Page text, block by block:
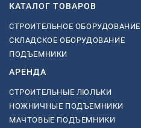
КАТАЛОГ ТОВАРОВ
СТРОИТЕЛЬНОЕ ОБОРУДОВАНИЕ
СКЛАДСКОЕ ОБОРУДОВАНИЕ
ПОДЪЕМНИКИ
АРЕНДА
СТРОИТЕЛЬНЫЕ ЛЮЛЬКИ
НОЖНИЧНЫЕ ПОДЪЕМНИКИ
МАЧТОВЫЕ ПОДЪЕМНИКИ